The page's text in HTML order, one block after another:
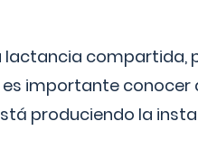
lactancia compartida,
importante
produciendo la